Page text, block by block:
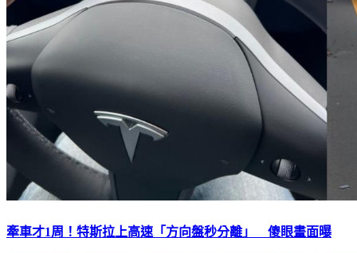
牽車才1周！特斯拉上高速「方向盤秒分離」 傻眼畫面曝